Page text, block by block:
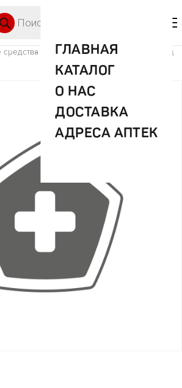
ГЛАВНАЯ
КАТАЛОГ
О НАС
ДОСТАВКА
АДРЕСА АПТЕК
средства / Олд Спайс дезод.аэр.кракенгард